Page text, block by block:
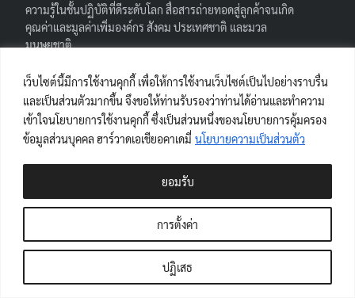
เว็บไซต์นี้มีการใช้งานคุกกี้ เพื่อให้การใช้งานเว็บไซต์เป็นไปอย่างราบรื่น
และเป็นส่วนตัวมากขึ้น จึงขอให้ท่านรับรองว่าท่านได้อ่านและทำความ
เข้าใจนโยบายการใช้งานคุกกี้ ซึ่งเป็นส่วนหนึ่งของนโยบายการคุ้มครอง
ข้อมูลส่วนบุคคล ฮาร์วาดเอเชียอคาเดมี่ นโยบายความเป็นส่วนตัว
การตั้งค่า
ปฏิเสธ
ยอมรับ
for:
Search
ความรู้ในชั้นปฏิบัติที่ดีระดับโลก สื่อสารถ่ายทอดสู่ลูกค้าจนเกิด
คุณค่าและมูลค่าเพิ่มองค์กร สังคม ประเทศชาติ และมวล
มนุษยชาติ.
FOLLOW HAA|
ผู้เยี่ยมชมเว็บไซต์
Views Today : 1
Views Last 7 days : 220
Views Last 30 days : 719